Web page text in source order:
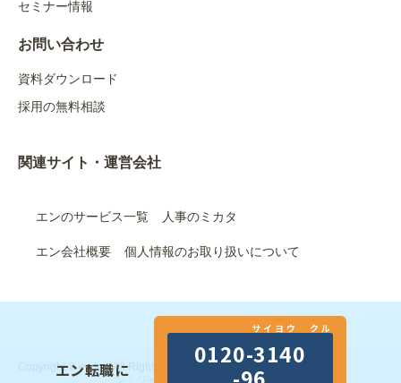
セミナー情報
お問い合わせ
資料ダウンロード
採用の無料相談
関連サイト・運営会社
エンのサービス一覧 人事のミカタ
エン会社概要 個人情報のお取り扱いについて
エン転職に
サイヨウ クル
0120-3140
Copyright © en Inc. All Rights Reserved.｜エン株式会社（旧：エ
ン・ジャパン株式会社）